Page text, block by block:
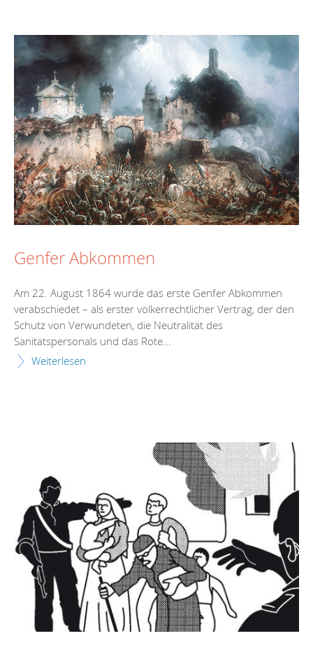
Genfer Abkommen
Am 22. August 1864 wurde das erste Genfer Abkommen
verabschiedet – als erster völkerrechtlicher Vertrag, der den
Schutz von Verwundeten, die Neutralität des
Sanitätspersonals und das Rote...
Weiterlesen